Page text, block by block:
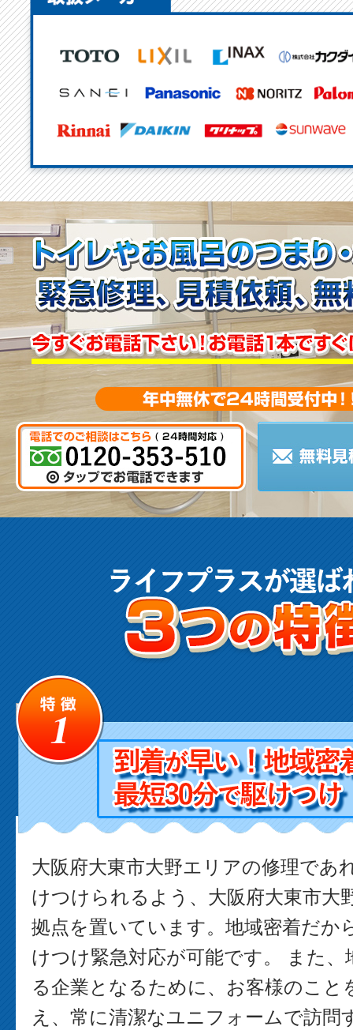
大阪府大東市大野エリアの修理であ
けつけられるよう、大阪府大東市大
拠点を置いています。地域密着だか
けつけ緊急対応が可能です。 また、
る企業となるために、お客様のこと
え、常に清潔なユニフォームで訪問